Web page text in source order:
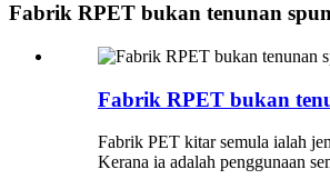
Fabrik RPET bukan tenunan
Fabrik RPET bukan
Fabrik PET kitar semula ialah
Kerana ia adalah penggunaan